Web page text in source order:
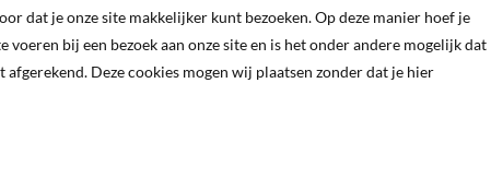
dat je onze site makkelijker kunt bezoeken. Op deze manier hoef je
bij een bezoek aan onze site en is het onder andere mogelijk dat
Deze cookies mogen wij plaatsen zonder dat je hier